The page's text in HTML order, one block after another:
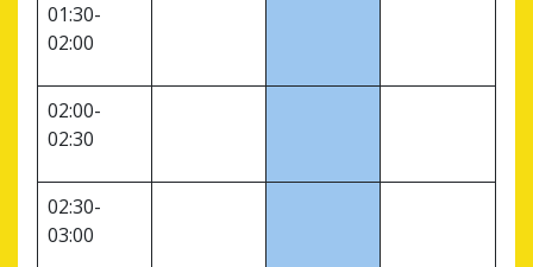
01:30-
02:00
02:00-
02:30
02:30-
03:00